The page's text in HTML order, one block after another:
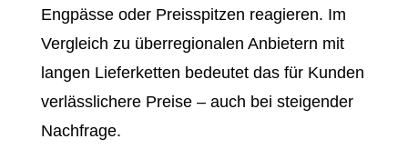
Engpässe oder Preisspitzen reagieren. Im
Vergleich zu überregionalen Anbietern mit
langen Lieferketten bedeutet das für Kunden
verlässlichere Preise – auch bei steigender
Nachfrage.